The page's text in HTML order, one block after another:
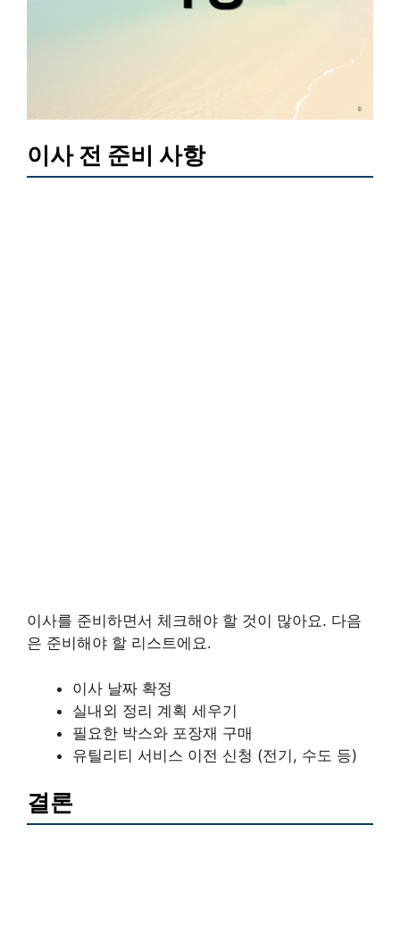
이사 전 준비 사항
이사를 준비하면서 체크해야 할 것이 많아요. 다음
은 준비해야 할 리스트에요.
이사 날짜 확정
실내외 정리 계획 세우기
필요한 박스와 포장재 구매
유틸리티 서비스 이전 신청 (전기, 수도 등)
결론